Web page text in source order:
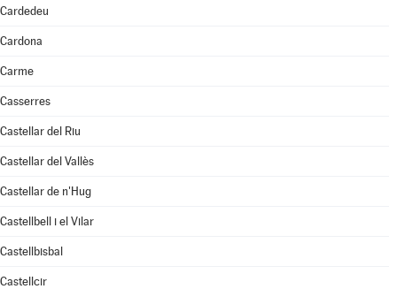
Cardedeu
Cardona
Carme
Casserres
Castellar del Riu
Castellar del Vallès
Castellar de n'Hug
Castellbell i el Vilar
Castellbisbal
Castellcir